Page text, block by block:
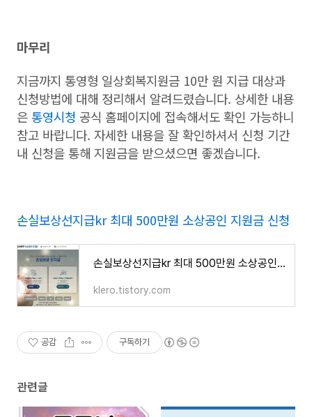
마무리
지금까지 통영형 일상회복지원금 10만 원 지급 대상과
신청방법에 대해 정리해서 알려드렸습니다. 상세한 내용
은 통영시청 공식 홈페이지에 접속해서도 확인 가능하니
참고 바랍니다. 자세한 내용을 잘 확인하셔서 신청 기간
내 신청을 통해 지원금을 받으셨으면 좋겠습니다.
손실보상선지급kr 최대 500만원 소상공인 지원금 신청
손실보상선지급kr 최대 500만원 소상공인 지원금 신청
klero.tistory.com
공감 구독하기
관련글